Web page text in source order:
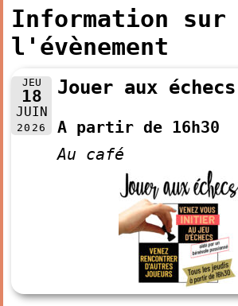
Nos amis
Nos soutiens
Galerie des photos
Boire et manger
Carte : boissons, restaurant
Restaurant
Notre cuisine
Venez nous voir
Nous écrire
S’inscrire
Information sur
l'évènement
JEU
18
JUIN
2026
Jouer aux échecs
A partir de 16h30
Au café